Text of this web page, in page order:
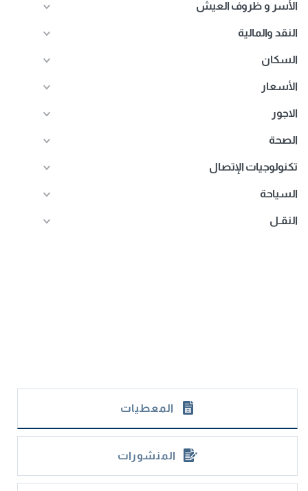
الأسر و ظروف العيش
النقد والمالية
السكان
الأسعار
الاجور
الصحة
تكنولوجيات الإتصال
السياحة
النقـل
المعطيات
المنشورات